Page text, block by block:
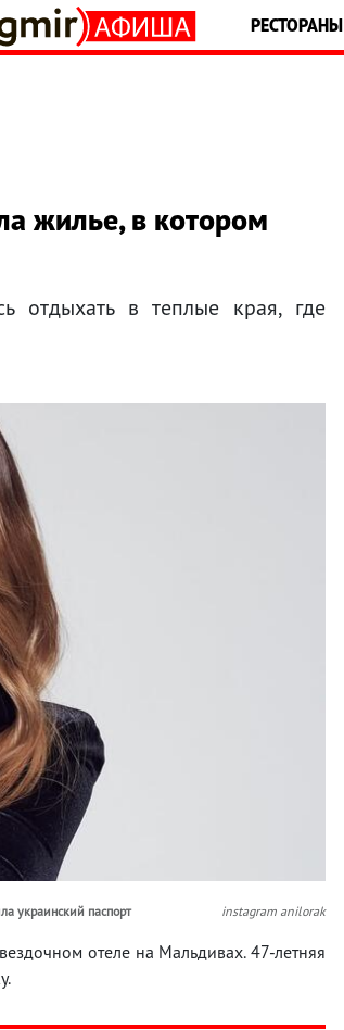
РЕСТОРАНЫ
жилье, в котором
отдыхать в теплые края, где
украинский паспорт instagram anilorak
отеле на Мальдивах. 47-летняя